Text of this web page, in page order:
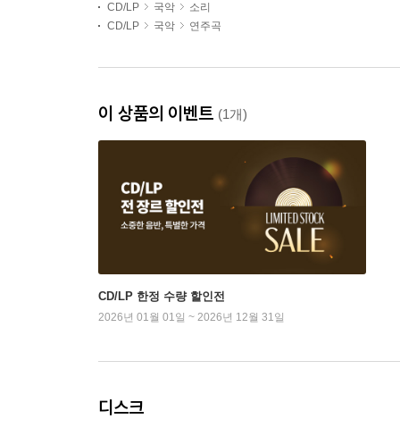
CD/LP 국악
소리
CD/LP
국악 연주곡
이 상품의 이벤트 (1개)
CD/LP 한정 수량 할인전
2026년 01월 01일 ~ 2026년 12월 31일
디스크